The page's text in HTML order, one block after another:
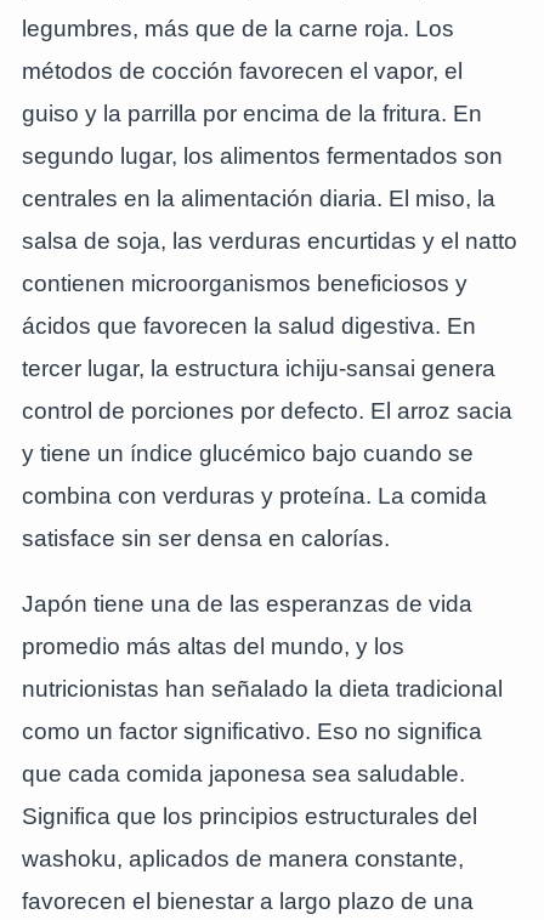
legumbres, más que de la carne roja. Los
métodos de cocción favorecen el vapor, el
guiso y la parrilla por encima de la fritura. En
segundo lugar, los alimentos fermentados son
centrales en la alimentación diaria. El miso, la
salsa de soja, las verduras encurtidas y el natto
contienen microorganismos beneficiosos y
ácidos que favorecen la salud digestiva. En
tercer lugar, la estructura ichiju-sansai genera
control de porciones por defecto. El arroz sacia
y tiene un índice glucémico bajo cuando se
combina con verduras y proteína. La comida
satisface sin ser densa en calorías.
Japón tiene una de las esperanzas de vida
promedio más altas del mundo, y los
nutricionistas han señalado la dieta tradicional
como un factor significativo. Eso no significa
que cada comida japonesa sea saludable.
Significa que los principios estructurales del
washoku, aplicados de manera constante,
favorecen el bienestar a largo plazo de una